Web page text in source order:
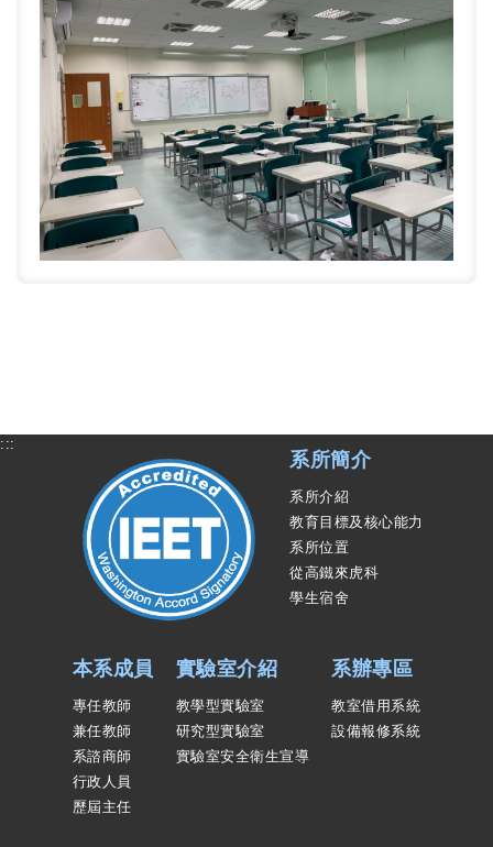
:::
系所簡介
系所介紹
教育目標及核心能力
系所位置
從高鐵來虎科
學生宿舍
本系成員
專任教師
兼任教師
系諮商師
行政人員
歷屆主任
實驗室介紹
教學型實驗室
研究型實驗室
實驗室安全衛生宣導
系辦專區
教室借用系統
設備報修系統